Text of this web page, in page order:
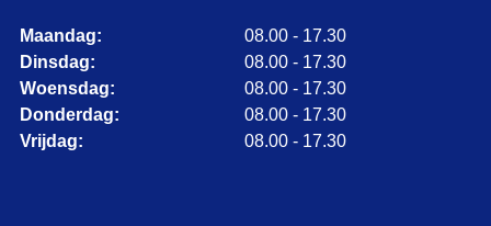
Maandag:
08.00 - 17.30
Dinsdag:
08.00 - 17.30
Woensdag:
08.00 - 17.30
Donderdag:
08.00 - 17.30
Vrijdag:
08.00 - 17.30